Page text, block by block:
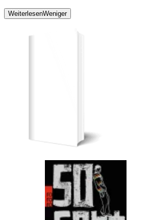
WeiterlesenWeniger